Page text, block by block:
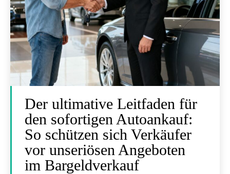
Der ultimative Leitfaden für
den sofortigen Autoankauf:
So schützen sich Verkäufer
vor unseriösen Angeboten
im Bargeldverkauf